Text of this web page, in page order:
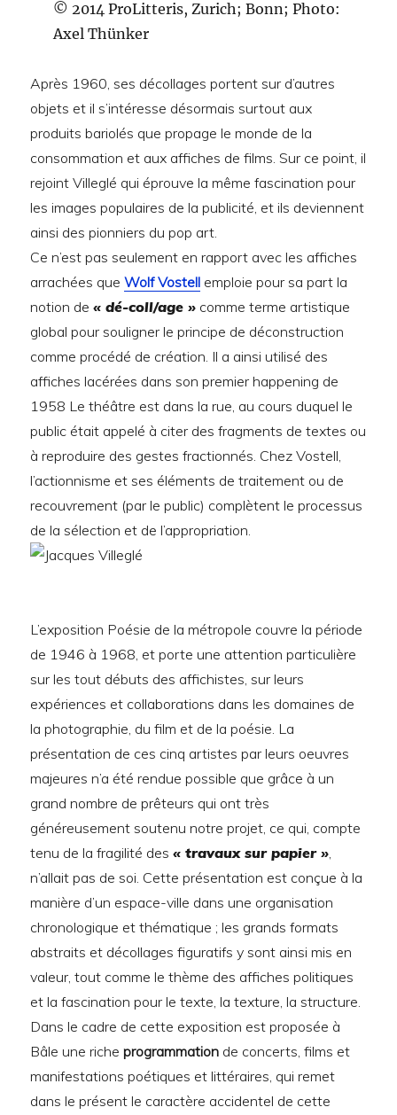
© 2014 ProLitteris, Zurich; Bonn; Photo:
Axel Thünker
Après 1960, ses décollages portent sur d’autres
objets et il s’intéresse désormais surtout aux
produits bariolés que propage le monde de la
consommation et aux affiches de films. Sur ce point, il
rejoint Villeglé qui éprouve la même fascination pour
les images populaires de la publicité, et ils deviennent
ainsi des pionniers du pop art.
Ce n’est pas seulement en rapport avec les affiches
arrachées queWolf Vostell emploie pour sa part la
notion de« dé-coll/age » comme terme artistique
global pour souligner le principe de déconstruction
comme procédé de création. Il a ainsi utilisé des
affiches lacérées dans son premier happening de
1958 Le théâtre est dans la rue, au cours duquel le
public était appelé à citer des fragments de textes ou
à reproduire des gestes fractionnés. Chez Vostell,
l’actionnisme et ses éléments de traitement ou de
recouvrement (par le public) complètent le processus
de la sélection et de l’appropriation.
L’exposition Poésie de la métropole couvre la période
de 1946 à 1968, et porte une attention particulière
sur les tout débuts des affichistes, sur leurs
expériences et collaborations dans les domaines de
la photographie, du film et de la poésie. La
présentation de ces cinq artistes par leurs oeuvres
majeures n’a été rendue possible que grâce à un
grand nombre de prêteurs qui ont très
généreusement soutenu notre projet, ce qui, compte
tenu de la fragilité des« travaux sur papier »,
n’allait pas de soi. Cette présentation est conçue à la
manière d’un espace-ville dans une organisation
chronologique et thématique ; les grands formats
abstraits et décollages figuratifs y sont ainsi mis en
valeur, tout comme le thème des affiches politiques
et la fascination pour le texte, la texture, la structure.
Dans le cadre de cette exposition est proposée à
Bâle une richeprogrammation de concerts, films et
manifestations poétiques et littéraires, qui remet
dans le présent le caractère accidentel de cette